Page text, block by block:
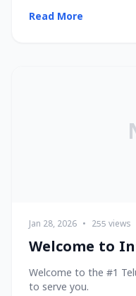
Read More
Jan 28, 2026 • 255 views
Welcome to
Welcome to the #1
to serve you.